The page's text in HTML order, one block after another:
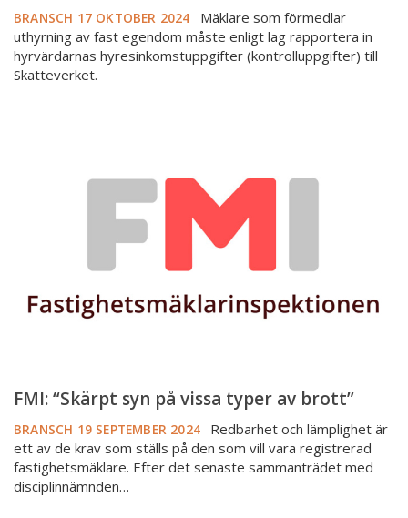
BRANSCH 17 OKTOBER 2024
Mäklare som förmedlar
uthyrning av fast egendom måste enligt lag rapportera in
hyrvärdarnas hyresinkomstuppgifter (kontrolluppgifter) till
Skatteverket.
FMI: “Skärpt syn på vissa typer av brott”
BRANSCH 19 SEPTEMBER 2024
Redbarhet och lämplighet är
ett av de krav som ställs på den som vill vara registrerad
fastighetsmäklare. Efter det senaste sammanträdet med
disciplinnämnden…